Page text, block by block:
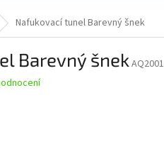
Nafukovací tunel Barevný šnek
Barevný šnek AQ2001